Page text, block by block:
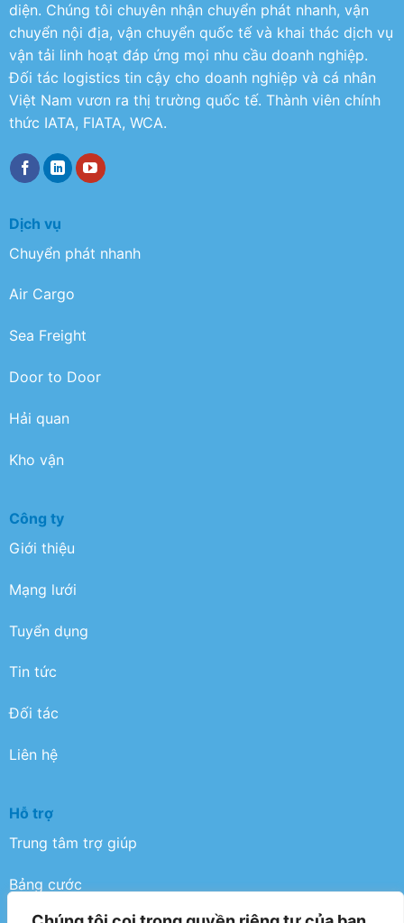
diện. Chúng tôi chuyên nhận chuyển phát nhanh, vận
chuyển nội địa, vận chuyển quốc tế và khai thác dịch vụ
vận tải linh hoạt đáp ứng mọi nhu cầu doanh nghiệp.
Đối tác logistics tin cậy cho doanh nghiệp và cá nhân
Việt Nam vươn ra thị trường quốc tế. Thành viên chính
thức IATA, FIATA, WCA.
Dịch vụ
Chuyển phát nhanh
Air Cargo
Sea Freight
Door to Door
Hải quan
Kho vận
Công ty
Giới thiệu
Mạng lưới
Tuyển dụng
Tin tức
Đối tác
Liên hệ
Hỗ trợ
Trung tâm trợ giúp
Bảng cước